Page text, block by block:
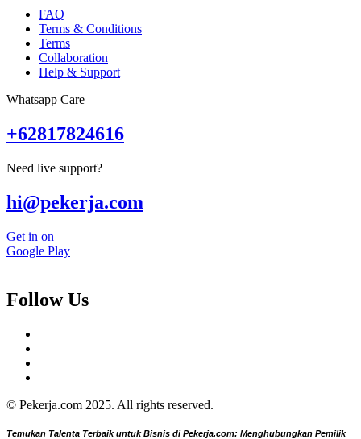
FAQ
Terms & Conditions
Terms
Collaboration
Help & Support
Whatsapp Care
+62817824616
Need live support?
hi@pekerja.com
Get in on
Google Play
Follow Us
© Pekerja.com 2025. All rights reserved.
Temukan Talenta Terbaik untuk Bisnis di Pekerja.com: Menghubungkan Pemilik